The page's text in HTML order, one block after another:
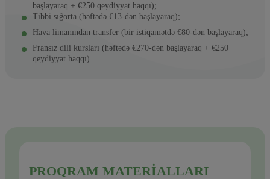
başlayaraq + €250 qeydiyyat haqqı);
Tibbi sığorta (həftədə €13-dən başlayaraq);
Hava limanından transfer (bir istiqamətdə €80-dən başlayaraq);
Fransız dili kursları (həftədə €270-dən başlayaraq + €250
qeydiyyat haqqı).
PROQRAM MATERIALLARI